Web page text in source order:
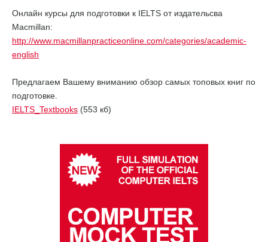
Онлайн курсы для подготовки к IELTS от издательсва
Macmillan:
http://www.macmillanpracticeonline.com/categories/academic-
english
Предлагаем Вашему вниманию обзор самых топовых книг по
подготовке.
IELTS_Textbooks (553 кб)